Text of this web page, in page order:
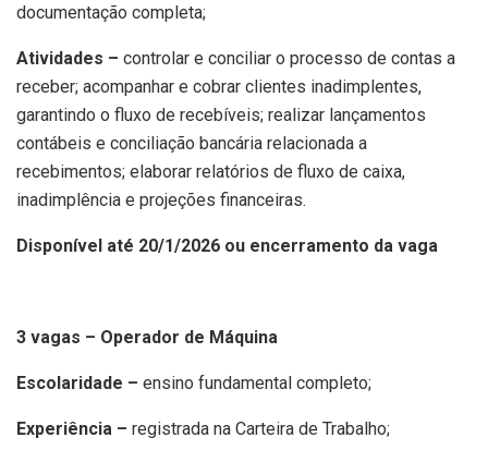
documentação completa;
Atividades – controlar e conciliar o processo de contas a
receber; acompanhar e cobrar clientes inadimplentes,
garantindo o fluxo de recebíveis; realizar lançamentos
contábeis e conciliação bancária relacionada a
recebimentos; elaborar relatórios de fluxo de caixa,
inadimplência e projeções financeiras.
Disponível até 20/1/2026 ou encerramento da vaga
3 vagas – Operador de Máquina
Escolaridade – ensino fundamental completo;
Experiência – registrada na Carteira de Trabalho;